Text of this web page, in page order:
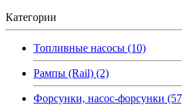
Категории
Топливные насосы (10)
Рампы (Rail) (2)
Форсунки, насос-форсунки